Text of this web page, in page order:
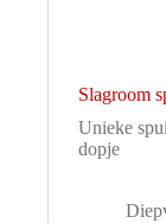
Slagroom
Unieke
dopje